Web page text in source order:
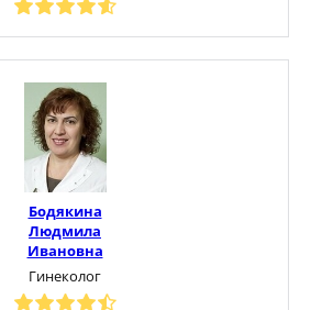
Бодякина
Людмила
Ивановна
Гинеколог